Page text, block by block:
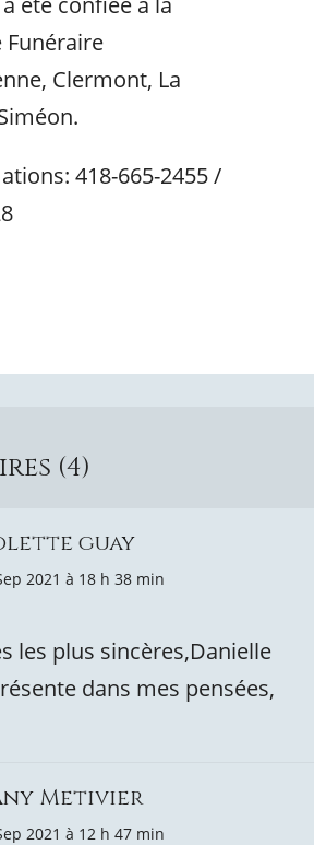
Funéraire
Clermont, La
418-665-2455 /
(4)
guay
2021 à 18 h 38 min
les plus sincères,Danielle
dans mes pensées,
Metivier
2021 à 12 h 47 min